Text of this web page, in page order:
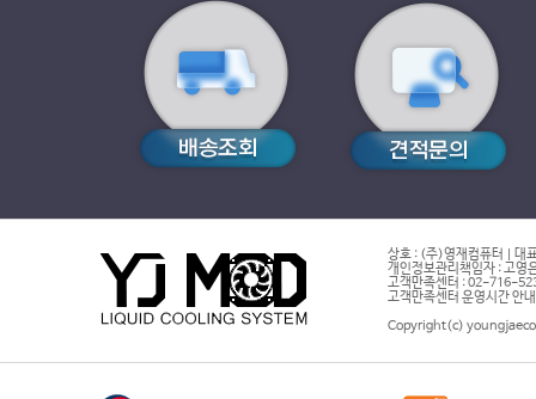
상호 : (주)영재컴퓨터 | 대
개인정보관리책임자 : 고영
고객만족센터 : 02-716-
고객만족센터 운영시간 안
Copyright(c)